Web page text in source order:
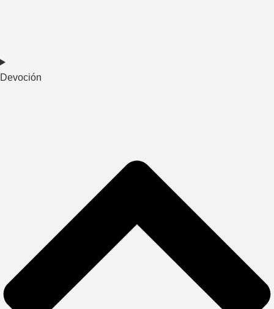
Devoción